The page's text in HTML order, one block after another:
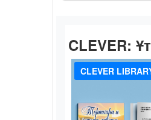
CLEVER:
CLEVER